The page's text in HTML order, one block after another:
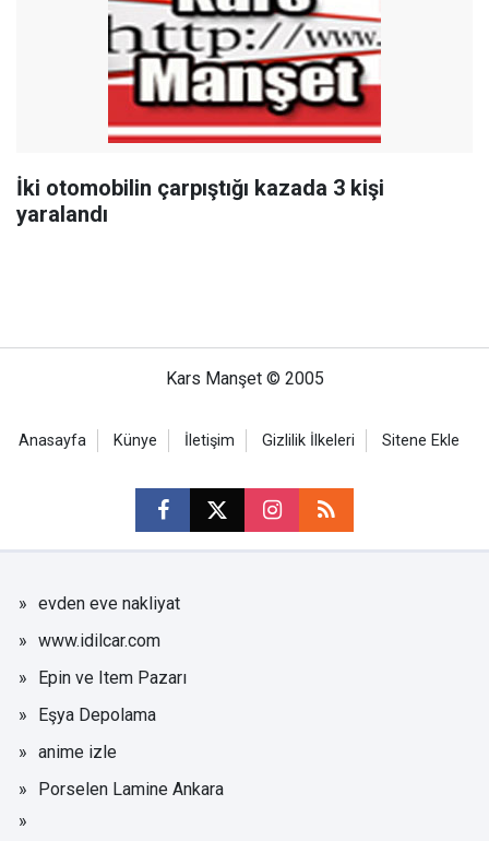
İki otomobilin çarpıştığı kazada 3 kişi
yaralandı
Kars Manşet © 2005
Anasayfa Künye İletişim Gizlilik İlkeleri Sitene Ekle
evden eve nakliyat
www.idilcar.com
Epin ve Item Pazarı
Eşya Depolama
anime izle
Porselen Lamine Ankara